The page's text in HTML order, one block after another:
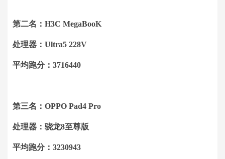
第二名：H3C MegaBooK
处理器：Ultra5 228V
平均跑分：3716440
第三名：OPPO Pad4 Pro
处理器：骁龙8至尊版
平均跑分：3230943